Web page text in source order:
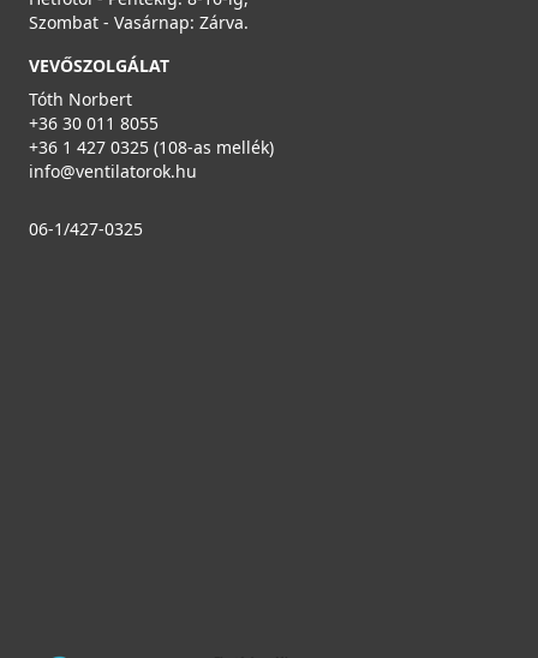
Szombat - Vasárnap: Zárva.
VEVŐSZOLGÁLAT
Tóth Norbert
+36 30 011 8055
+36 1 427 0325 (108-as mellék)
info@ventilatorok.hu
06-1/427-0325